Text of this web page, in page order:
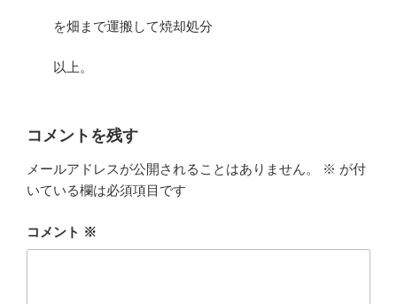
を畑まで運搬して焼却処分
以上。
コメントを残す
メールアドレスが公開されることはありません。 ※ が付
いている欄は必須項目です
コメント ※